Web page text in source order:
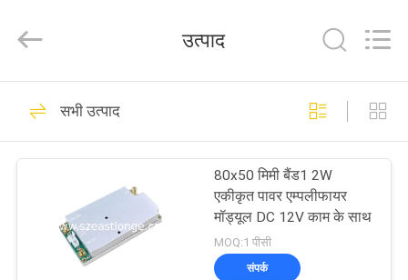
उत्पादों
ELECTRONICS(HK)
CO.,LTD.
Reserved.
सेल फोन सिग्नल जैमर
161
उत्पाद
सभी उत्पाद
80x50 मिमी बैंड1 2W
एकीकृत पावर एम्पलीफायर
मॉड्यूल DC 12V काम के साथ
MOQ:1 पीसी
संपर्क